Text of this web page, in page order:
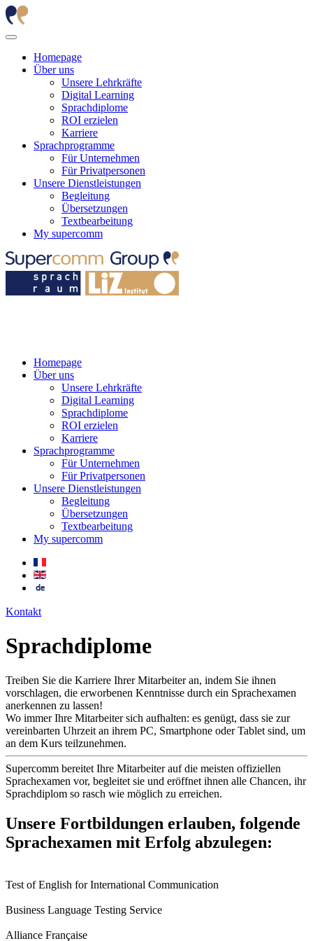
Homepage
Über uns
Unsere Lehrkräfte
Digital Learning
Sprachdiplome
ROI erzielen
Karriere
Sprachprogramme
Für Unternehmen
Für Privatpersonen
Unsere Dienstleistungen
Begleitung
Übersetzungen
Textbearbeitung
My supercomm
Homepage
Über uns
Unsere Lehrkräfte
Digital Learning
Sprachdiplome
ROI erzielen
Karriere
Sprachprogramme
Für Unternehmen
Für Privatpersonen
Unsere Dienstleistungen
Begleitung
Übersetzungen
Textbearbeitung
My supercomm
Kontakt
Sprachdiplome
Treiben Sie die Karriere Ihrer Mitarbeiter an, indem Sie ihnen
vorschlagen, die erworbenen Kenntnisse durch ein Sprachexamen
anerkennen zu lassen!
Wo immer Ihre Mitarbeiter sich aufhalten: es genügt, dass sie zur
vereinbarten Uhrzeit an ihrem PC, Smartphone oder Tablet sind, um
an dem Kurs teilzunehmen.
Supercomm bereitet Ihre Mitarbeiter auf die meisten offiziellen
Sprachexamen vor, begleitet sie und eröffnet ihnen alle Chancen, ihr
Sprachdiplom so rasch wie möglich zu erreichen.
Unsere Fortbildungen erlauben, folgende
Sprachexamen mit Erfolg abzulegen:
Test of English for International Communication
Business Language Testing Service
Alliance Française